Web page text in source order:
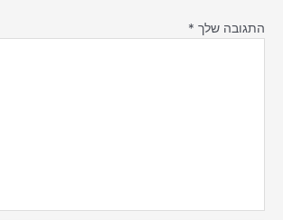
התגובה שלך *